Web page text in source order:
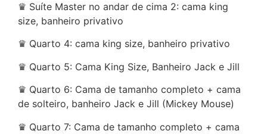
♛ Suíte Master no andar de cima 2: cama king
size, banheiro privativo
♛ Quarto 4: cama king size, banheiro privativo
♛ Quarto 5: Cama King Size, Banheiro Jack e Jill
♛ Quarto 6: Cama de tamanho completo + cama
de solteiro, banheiro Jack e Jill (Mickey Mouse)
♛ Quarto 7: Cama de tamanho completo + cama